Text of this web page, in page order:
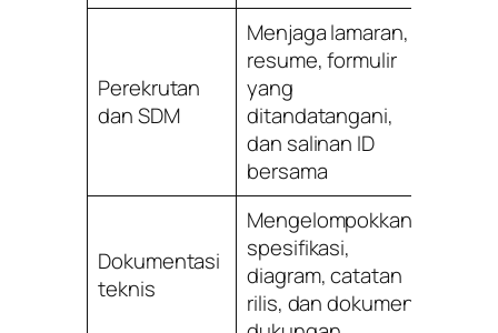
Perekrutan
dan SDM
Menjaga lamaran,
resume, formulir
yang
ditandatangani,
dan salinan ID
bersama
Dokumentasi
teknis
Mengelompokkan
spesifikasi,
diagram, catatan
rilis, dan dokumen